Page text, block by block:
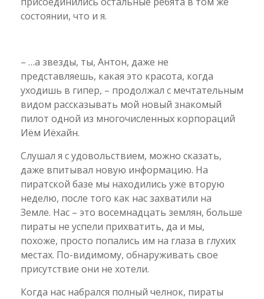
состоянии, что и я.
– …а звезды, ты, Антон, даже не
представляешь, какая это красота, когда
уходишь в гипер, – продолжал с мечтательным
видом рассказывать мой новый знакомый
пилот одной из многочисленных корпораций
Иём Иёхайн.
Слушал я с удовольствием, можно сказать,
даже впитывал новую информацию. На
пиратской базе мы находились уже вторую
неделю, после того как нас захватили на
Земле. Нас – это восемнадцать землян, больше
пираты не успели прихватить, да и мы,
похоже, просто попались им на глаза в глухих
местах. По-видимому, обнаруживать свое
присутствие они не хотели.
Когда нас набрался полный челнок, пираты